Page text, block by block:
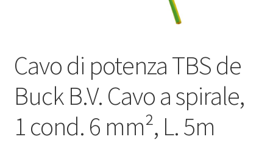
Подтверждение заказа
Cavo di potenza TBS de
Buck B.V. Cavo a spirale,
1 cond. 6 mm², L. 5m